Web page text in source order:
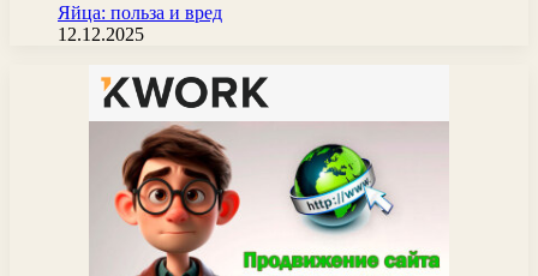
Яйца: польза и вред
12.12.2025